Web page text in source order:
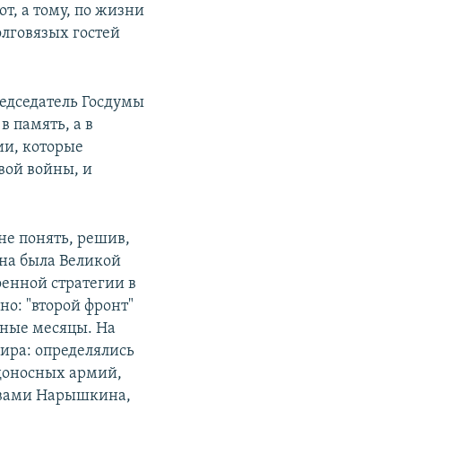
а тому, по жизни
гостей
Госдумы
память, а в
которые
войны, и
понять, решив,
была Великой
стратегии в
"второй фронт"
месяцы. На
определялись
армий,
Нарышкина,